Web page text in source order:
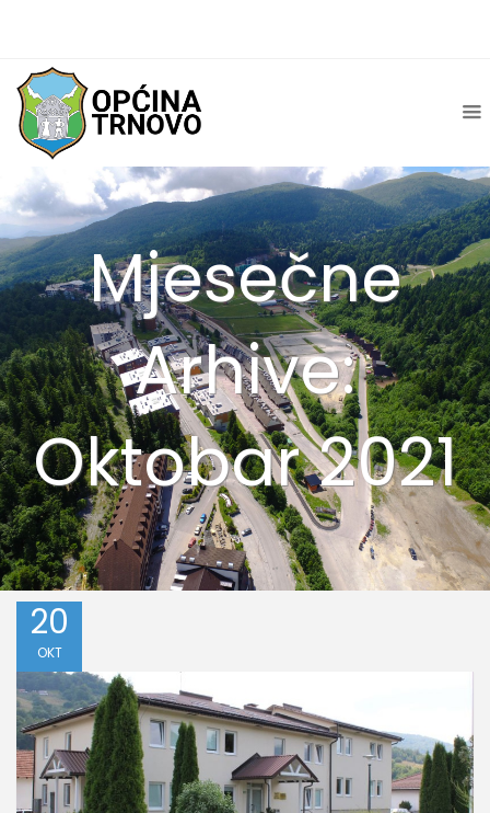
Mjesečne
Arhive:
Oktobar 2021
20
OKT